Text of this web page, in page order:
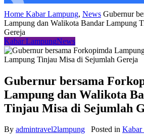
Home Kabar Lampung, News Gubernur
Lampung dan Walikota Bandar Lampung
Gereja
Kabar LampungNews
Gubernur bersama
Lampung dan Walikota
Tinjau Misa di Sejumlah
By admintravel2lampung Posted in Kabar